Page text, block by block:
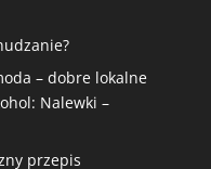
– dobre lokalne
Nalewki –
przepis